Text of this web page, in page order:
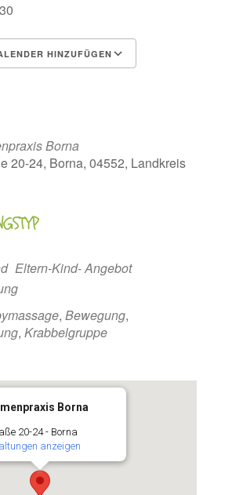
HINZUFÜGEN
Borna
20-24, Borna, 04552, Landkreis
Eltern-Kind- Angebot
, Bewegung,
, Krabbelgruppe
Borna
20-24 - Borna
anzeigen